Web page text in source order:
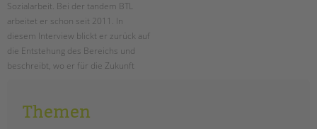
Sozialarbeit. Bei der tandem BTL
arbeitet er schon seit 2011. In
diesem Interview blickt er zurück auf
die Entstehung des Bereichs und
beschreibt, wo er für die Zukunft
sich der Bereich weiterentwickeln
Themen